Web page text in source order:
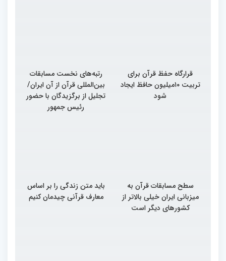
قرارگاه حفظ قرآن برای
تربیت ۱۰میلیون حافظ ایجاد
شود
رتبه‌های نخست مسابقات
بین‌المللی قرآن از آن ایران/
تجلیل از برگزیدگان با حضور
رئیس جمهور
سطح مسابقات قرآن به
میزبانی ایران خیلی بالاتر از
کشورهای دیگر است
باید متن زندگی را بر اساس
معارف قرآنی چیدمان کنیم